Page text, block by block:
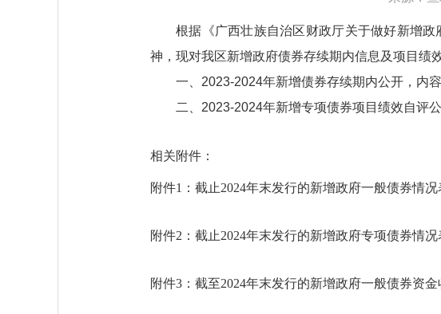
根据《广西壮族自治区财政厅关于做好新增
神，现对我区新增政府债券存续期内信息及项目绩
一、2023-2024年新增债券存续期内公开，内
二、2023-2024年新增专项债券项目绩效自评
相关附件：
附件1：截止2024年末发行的新增政府一般债券情况
附件2：截止2024年末发行的新增政府专项债券情况
附件3：截至2024年末发行的新增政府一般债券资